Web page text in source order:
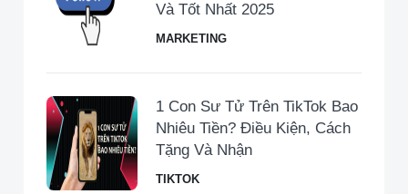
Và Tốt Nhất 2025
MARKETING
1 Con Sư Tử Trên TikTok Bao
Nhiêu Tiền​? Điều Kiện, Cách
Tặng Và Nhận
TIKTOK